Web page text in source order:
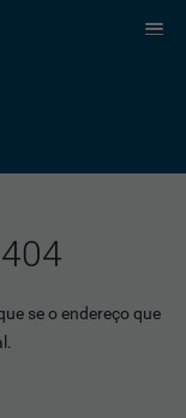
se o endereço que